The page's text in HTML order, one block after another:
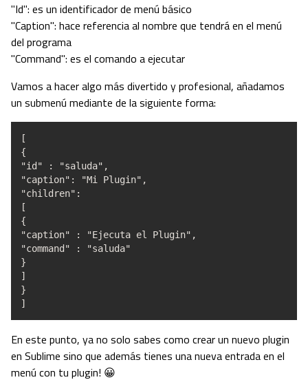
"Id": es un identificador de menú básico
"Caption": hace referencia al nombre que tendrá en el menú
del programa
"Command": es el comando a ejecutar
Vamos a hacer algo más divertido y profesional, añadamos
un submenú mediante de la siguiente forma:
[
{
"id" : "saluda",
"caption": "Mi Plugin",
"children":
[
{
"caption" : "Ejecuta el Plugin",
"command" : "saluda"
}
]
}
]
En este punto, ya no solo sabes como crear un nuevo plugin
en Sublime sino que además tienes una nueva entrada en el
menú con tu plugin! 😀